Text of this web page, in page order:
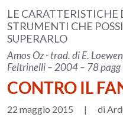
LE CARATTERISTICHE
STRUMENTI CHE
SUPERARLO
Amos Oz - trad. di E.
Feltrinelli – 2004 – 78 pagg
CONTRO IL
22 maggio 2015 |
di